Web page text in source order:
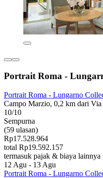
Portrait Roma -
Portrait Roma - Lungarno
Campo Marzio, 0,2 km dari Via
10/10
Sempurna
(59 ulasan)
Rp17.528.964
total Rp19.592.157
termasuk pajak & biaya lainnya
12 Agu - 13 Agu
Portrait Roma - Lungarno